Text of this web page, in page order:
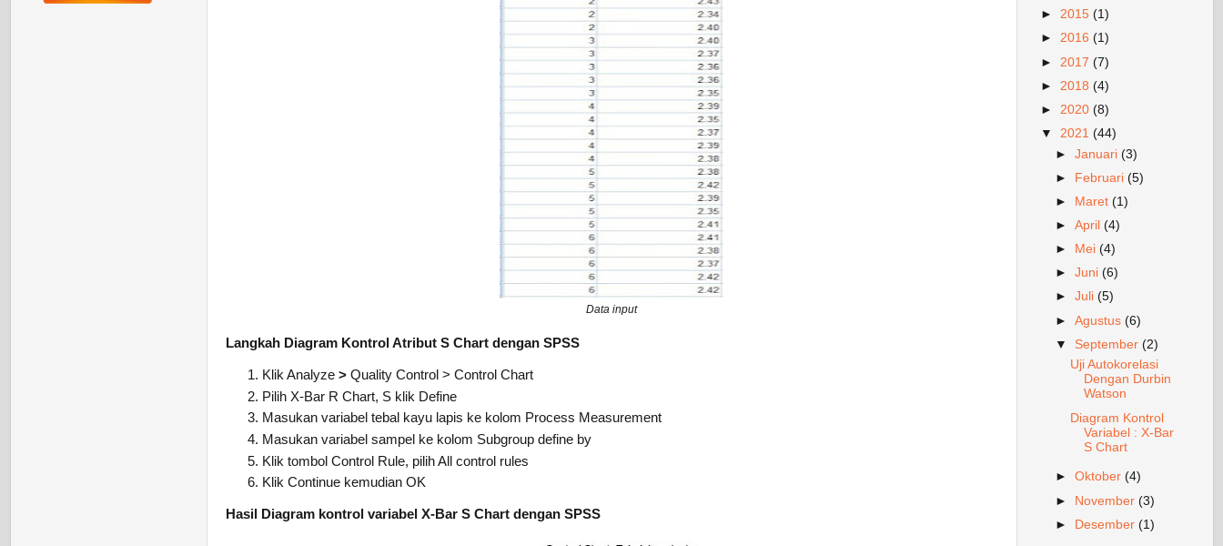
Data input
Langkah Diagram Kontrol Atribut S Chart dengan SPSS
Klik Analyze> Quality Control > Control Chart
Pilih X-Bar R Chart, S klik Define
Masukan variabel tebal kayu lapis ke kolom Process Measurement
Masukan variabel sampel ke kolom Subgroup define by
Klik tombol Control Rule, pilih All control rules
Klik Continue kemudian OK
Hasil Diagram kontrol variabel X-Bar S Chart dengan SPSS
► 2015 (1)
► 2016 (1)
► 2017 (7)
► 2018 (4)
► 2020 (8)
▼ 2021 (44)
► Januari (3)
►
Februari (5)
►
Maret (1)
► April (4)
►
Mei (4)
► Juni (6)
► Juli (5)
► Agustus (6)
▼ September (2)
Uji Autokorelasi
Dengan Durbin
Watson
Diagram Kontrol
Variabel : X-Bar
S Chart
► Oktober (4)
► November (3)
► Desember (1)